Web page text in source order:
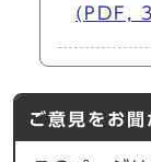
(PDF,
ご意見をお聞